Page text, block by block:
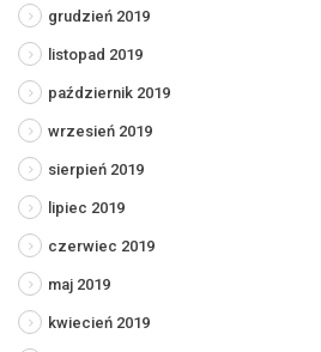
grudzień 2019
listopad 2019
październik 2019
wrzesień 2019
sierpień 2019
lipiec 2019
czerwiec 2019
maj 2019
kwiecień 2019